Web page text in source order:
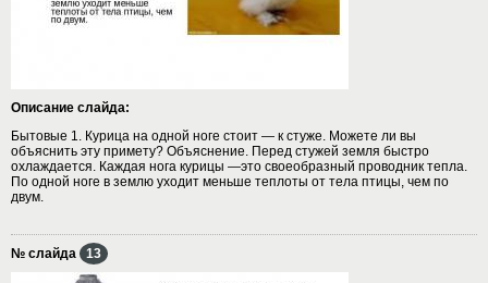
Описание слайда:
Бытовые 1. Курица на одной ноге стоит — к стуже. Можете ли вы
объяснить эту примету? Объяснение. Перед стужей земля быстро
охлаждается. Каждая нога курицы —это своеобразный проводник тепла.
По одной ноге в землю уходит меньше теплоты от тела птицы, чем по
двум.
№ слайда 13